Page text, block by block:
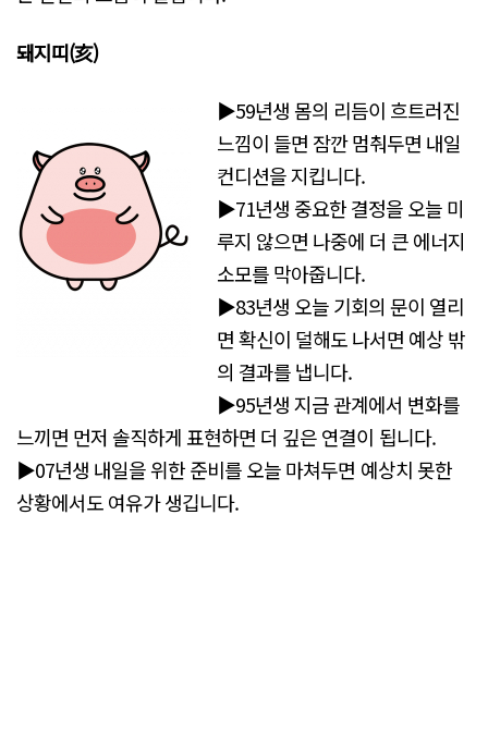
돼지띠(亥)
▶59년생 몸의 리듬이 흐트러진
느낌이 들면 잠깐 멈춰두면 내일
컨디션을 지킵니다.
▶71년생 중요한 결정을 오늘 미
루지 않으면 나중에 더 큰 에너지
소모를 막아줍니다.
▶83년생 오늘 기회의 문이 열리
면 확신이 덜해도 나서면 예상 밖
의 결과를 냅니다.
▶95년생 지금 관계에서 변화를
느끼면 먼저 솔직하게 표현하면 더 깊은 연결이 됩니다.
▶07년생 내일을 위한 준비를 오늘 마쳐두면 예상치 못한
상황에서도 여유가 생깁니다.